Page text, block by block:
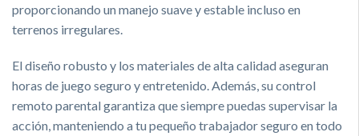
proporcionando un manejo suave y estable incluso en
terrenos irregulares.
El diseño robusto y los materiales de alta calidad aseguran
horas de juego seguro y entretenido. Además, su control
remoto parental garantiza que siempre puedas supervisar la
acción, manteniendo a tu pequeño trabajador seguro en todo